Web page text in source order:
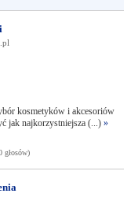
kosmetyków i akcesoriów
jak najkorzystniejsza (...) »